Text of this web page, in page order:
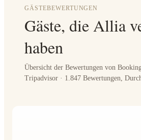
GÄSTEBEWERTUNGEN
Gäste, die Allia
haben
Übersicht der Bewertungen von
Tripadvisor · 1.847 Bewertungen,